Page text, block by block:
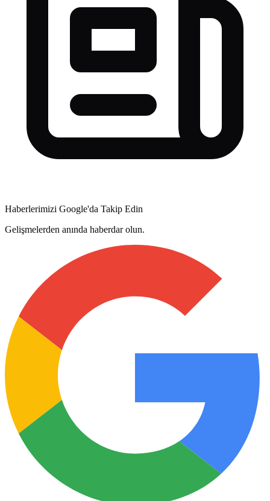
Haberlerimizi Google'da Takip Edin
Gelişmelerden anında haberdar olun.